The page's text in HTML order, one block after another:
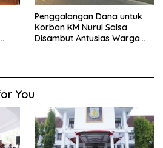
Penggalangan Dana untuk
Korban KM Nurul Salsa
Disambut Antusias Warga
You